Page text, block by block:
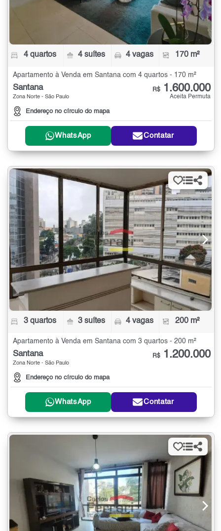
4 quartos 4 suítes 4 vagas 170 m²
Apartamento à Venda em Santana com 4 quartos - 170 m²
Santana
Zona Norte - São Paulo
Endereço no círculo do mapa
R$ 1.600.000
Aceita Permuta
WhatsApp Contatar
3 quartos 3 suítes 4 vagas 200 m²
Apartamento à Venda em Santana com 3 quartos - 200 m²
Santana
Zona Norte - São Paulo
Endereço no círculo do mapa
R$ 1.200.000
WhatsApp Contatar